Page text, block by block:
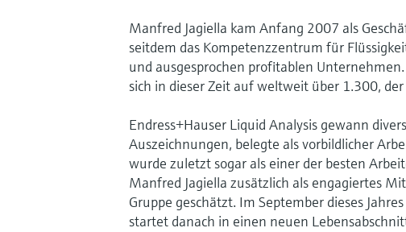
Manfred Jagiella kam Anfang 2007 als
seitdem das Kompetenzzentrum für
und ausgesprochen profitablen
sich in dieser Zeit auf weltweit über 1.300,
Endress+Hauser Liquid Analysis gewann
Auszeichnungen, belegte als vorbildlicher
wurde zuletzt sogar als einer der besten
Manfred Jagiella zusätzlich als engagiertes
Gruppe geschätzt. Im September dieses
startet danach in einen neuen